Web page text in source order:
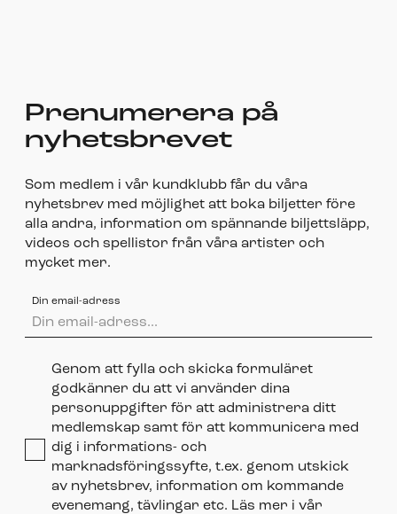
Prenumerera på
nyhetsbrevet
Som medlem i vår kundklubb får du våra
nyhetsbrev med möjlighet att boka biljetter före
alla andra, information om spännande biljettsläpp,
videos och spellistor från våra artister och
mycket mer.
Din email-adress
Genom att fylla och skicka formuläret
godkänner du att vi använder dina
personuppgifter för att administrera ditt
medlemskap samt för att kommunicera med
dig i informations- och
marknadsföringssyfte, t.ex. genom utskick
av nyhetsbrev, information om kommande
evenemang, tävlingar etc. Läs mer i vår